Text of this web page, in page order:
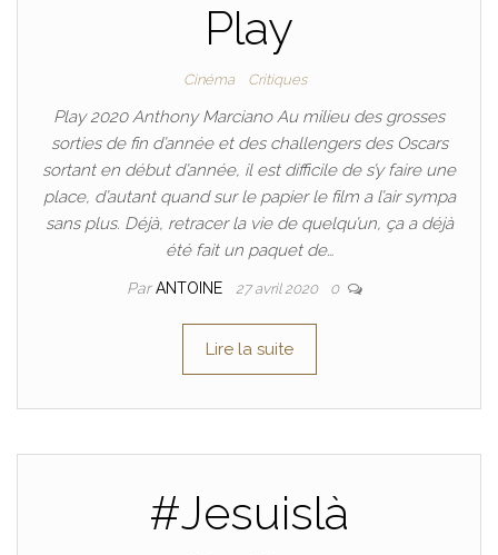
Play
Cinéma Critiques
Play 2020 Anthony Marciano Au milieu des grosses
sorties de fin d’année et des challengers des Oscars
sortant en début d’année, il est difficile de s’y faire une
place, d’autant quand sur le papier le film a l’air sympa
sans plus. Déjà, retracer la vie de quelqu’un, ça a déjà
été fait un paquet de…
ParANTOINE 27 avril 2020 0
Lire la suite
#Jesuislà